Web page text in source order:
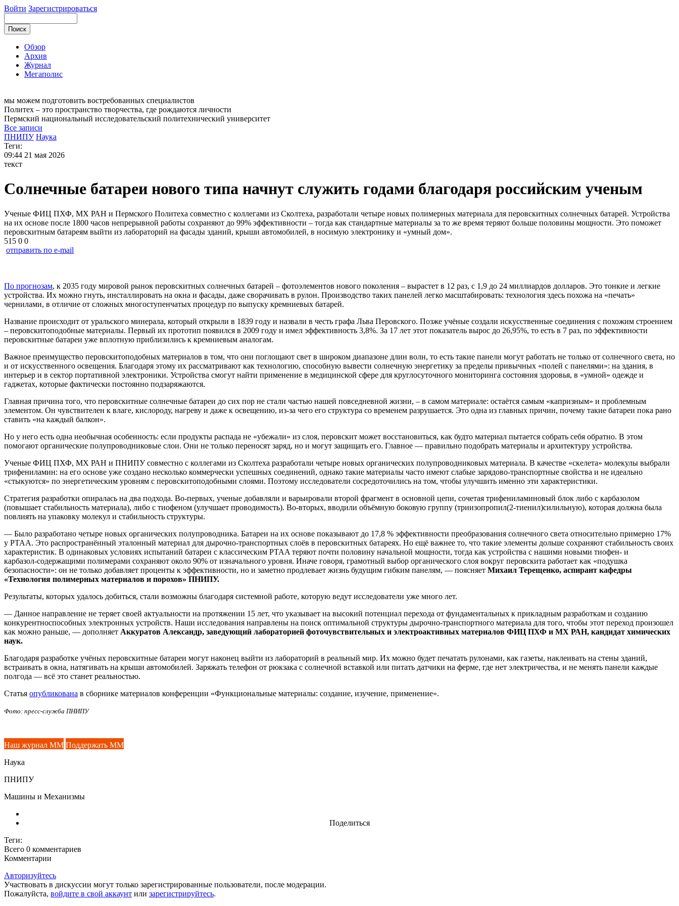
Войти Зарегистрироваться
Обзор
Архив
Журнал
Мегаполис
мы можем подготовить востребованных специалистов
Политех – это пространство творчества, где рождаются личности
Пермский национальный исследовательский политехнический университет
Все записи
ПНИПУ Наука
Теги:
09:44 21 мая 2026
текст
Солнечные батареи нового типа начнут служить годами благодаря российским ученым
Ученые ФИЦ ПХФ, МХ РАН и Пермского Политеха совместно с коллегами из Сколтеха, разработали четыре новых полимерных материала для перовскитных солнечных батарей. Устройства
на их основе после 1800 часов непрерывной работы сохраняют до 99% эффективности – тогда как стандартные материалы за то же время теряют больше половины мощности. Это поможет
перовскитным батареям выйти из лабораторий на фасады зданий, крыши автомобилей, в носимую электронику и «умный дом».
515 0 0
отправить по e-mail
По прогнозам, к 2035 году мировой рынок перовскитных солнечных батарей – фотоэлементов нового поколения – вырастет в 12 раз, с 1,9 до 24 миллиардов долларов. Это тонкие и легкие
устройства. Их можно гнуть, инсталлировать на окна и фасады, даже сворачивать в рулон. Производство таких панелей легко масштабировать: технология здесь похожа на «печать»
чернилами, в отличие от сложных многоступенчатых процедур по выпуску кремниевых батарей.
Название происходит от уральского минерала, который открыли в 1839 году и назвали в честь графа Льва Перовского. Позже учёные создали искусственные соединения с похожим строением
– перовскитоподобные материалы. Первый их прототип появился в 2009 году и имел эффективность 3,8%. За 17 лет этот показатель вырос до 26,95%, то есть в 7 раз, по эффективности
перовскитные батареи уже вплотную приблизились к кремниевым аналогам.
Важное преимущество перовскитоподобных материалов в том, что они поглощают свет в широком диапазоне длин волн, то есть такие панели могут работать не только от солнечного света, но
и от искусственного освещения. Благодаря этому их рассматривают как технологию, способную вывести солнечную энергетику за пределы привычных «полей с панелями»: на здания, в
интерьер и в сектор портативной электроники. Устройства смогут найти применение в медицинской сфере для круглосуточного мониторинга состояния здоровья, в «умной» одежде и
гаджетах, которые фактически постоянно подзаряжаются.
Главная причина того, что перовскитные солнечные батареи до сих пор не стали частью нашей повседневной жизни, – в самом материале: остаётся самым «капризным» и проблемным
элементом. Он чувствителен к влаге, кислороду, нагреву и даже к освещению, из‑за чего его структура со временем разрушается. Это одна из главных причин, почему такие батареи пока рано
ставить «на каждый балкон».
Но у него есть одна необычная особенность: если продукты распада не «убежали» из слоя, перовскит может восстановиться, как будто материал пытается собрать себя обратно. В этом
помогают органические полупроводниковые слои. Они не только переносят заряд, но и могут защищать его. Главное — правильно подобрать материалы и архитектуру устройства.
Ученые ФИЦ ПХФ, МХ РАН и ПНИПУ совместно с коллегами из Сколтеха разработали четыре новых органических полупроводниковых материала. В качестве «скелета» молекулы выбрали
трифениламин: на его основе уже создано несколько коммерчески успешных соединений, однако такие материалы часто имеют слабые зарядово-транспортные свойства и не идеально
«стыкуются» по энергетическим уровням с перовскитоподобными слоями. Поэтому исследователи сосредоточились на том, чтобы улучшить именно эти характеристики.
Стратегия разработки опиралась на два подхода. Во‑первых, ученые добавляли и варьировали второй фрагмент в основной цепи, сочетая трифениламиновый блок либо с карбазолом
(повышает стабильность материала), либо с тиофеном (улучшает проводимость). Во‑вторых, вводили объёмную боковую группу (триизопропил(2-тиенил)силильную), которая должна была
повлиять на упаковку молекул и стабильность структуры.
— Было разработано четыре новых органических полупроводника. Батареи на их основе показывают до 17,8 % эффективности преобразования солнечного света относительно примерно 17%
у PTAA. Это распространённый эталонный материал для дырочно-транспортных слоёв в перовскитных батареях. Но ещё важнее то, что такие элементы дольше сохраняют стабильность своих
характеристик. В одинаковых условиях испытаний батареи с классическим PTAA теряют почти половину начальной мощности, тогда как устройства с нашими новыми тиофен‑ и
карбазол‑содержащими полимерами сохраняют около 90% от изначального уровня. Иначе говоря, грамотный выбор органического слоя вокруг перовскита работает как «подушка
безопасности»: он не только добавляет проценты к эффективности, но и заметно продлевает жизнь будущим гибким панелям, — поясняет Михаил Терещенко, аспирант кафедры
«Технология полимерных материалов и порохов» ПНИПУ.
Результаты, которых удалось добиться, стали возможны благодаря системной работе, которую ведут исследователи уже много лет.
— Данное направление не теряет своей актуальности на протяжении 15 лет, что указывает на высокий потенциал перехода от фундаментальных к прикладным разработкам и созданию
конкурентноспособных электронных устройств. Наши исследования направлены на поиск оптимальной структуры дырочно-транспортного материала для того, чтобы этот переход произошел
как можно раньше, — дополняет Аккуратов Александр, заведующий лабораторией фоточувствительных и электроактивных материалов ФИЦ ПХФ и МХ РАН, кандидат химических
наук.
Благодаря разработке учёных перовскитные батареи могут наконец выйти из лабораторий в реальный мир. Их можно будет печатать рулонами, как газеты, наклеивать на стены зданий,
встраивать в окна, натягивать на крыши автомобилей. Заряжать телефон от рюкзака с солнечной вставкой или питать датчики на ферме, где нет электричества, и не менять панели каждые
полгода — всё это станет реальностью.
Статья опубликована в сборнике материалов конференции «Функциональные материалы: создание, изучение, применение».
Фото: пресс-служба ПНИПУ
Наш журнал ММ Поддержать ММ
Наука
ПНИПУ
Машины и Механизмы
Поделиться
Теги:
Всего 0 комментариев
Комментарии
Авторизуйтесь
Участвовать в дискуссии могут только зарегистрированные пользователи, после модерации.
Пожалуйста, войдите в свой аккаунт или зарегистрируйтесь.